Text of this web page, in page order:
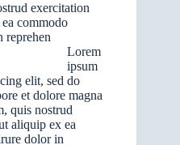
exercitation
commodo
reprehen
Lorem
ipsum
elit, sed do
et dolore magna
quis nostrud
aliquip ex ea
dolor in